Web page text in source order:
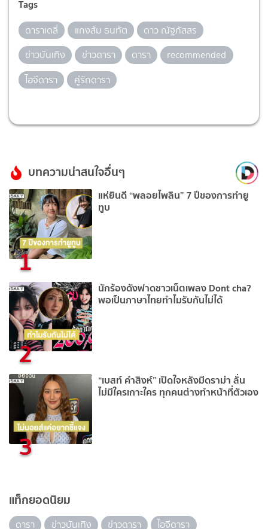
Tags
ดาราเดลี่ แกงส้ม ธนทัต
ดาว ณัฐภัสสร
ข่าวบันเทิง
ข่าวดารา ดารา
recommended
ไอจีดารา
คู่รักดารา
บทความน่าสนใจอื่นๆ
1
แห่ยินดี “พลอยไพลิน” 7 ปีของการทำยู
ทูบ
2
นักร้องดังฟาดชาวเน็ตเพลง Dont cha?
พอเป็นภาษาไทยทำไมรับกันไม่ได้
3
“เบสท์ คำสิงห์” เปิดใจหลังมีดราม่า ลั่น
ไม่มีใครเกาะใคร ทุกคนต่างทำหน้าที่ตัวเอง
แท็กยอดนิยม
ดารา ข่าวบันเทิง ข่าวดารา
ไอจีดารา